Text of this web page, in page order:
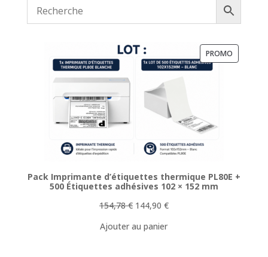
PROMO
Pack Imprimante d’étiquettes thermique PL80E +
500 Étiquettes adhésives 102 × 152 mm
154,78€ Le
initial
144,90 €Le
Ajouter au panier